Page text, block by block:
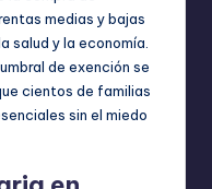
medias y bajas
salud y la economía.
de exención se
cientos de familias
sin el miedo